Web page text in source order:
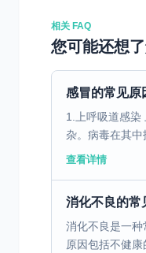
相关 FAQ
您可能还想
感冒的常见原
1.上呼吸道感染
杂。病毒在其中
冠状病毒、流感
查看详情
消化不良的常
消化不良是一
原因包括不健康